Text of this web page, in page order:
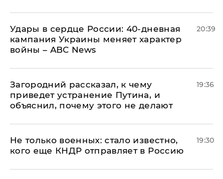
Удары в сердце России: 40-дневная
кампания Украины меняет характер
войны – ABC News
20:39
Загородний рассказал, к чему
приведет устранение Путина, и
объяснил, почему этого не делают
19:36
Не только военных: стало известно,
кого еще КНДР отправляет в Россию
19:30